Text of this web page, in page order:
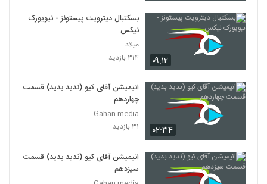
۰۹:۱۲
بسکتبال دیترویت پیستونز - نیویورک
نیکس
میلاد
۳۱۴ بازدید
۰۲:۳۴
انیمیشن آقای کیو (ندید بدید) قسمت
چهاردهم
Gahan media
۳۱ بازدید
انیمیشن آقای کیو (ندید بدید) قسمت
سیزدهم